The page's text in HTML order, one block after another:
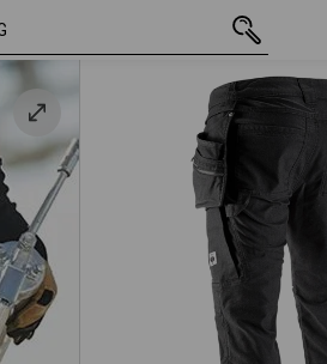
C44 936,25 kr